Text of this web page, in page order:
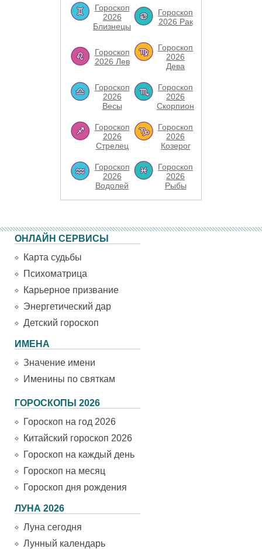
Гороскоп
2026
Близнецы
Гороскоп
2026 Рак
Гороскоп
2026 Лев
Гороскоп
2026
Дева
Гороскоп
2026
Весы
Гороскоп
2026
Скорпион
Гороскоп
2026
Стрелец
Гороскоп
2026
Козерог
Гороскоп
2026
Водолей
Гороскоп
2026
Рыбы
ОНЛАЙН СЕРВИСЫ
Карта судьбы
Психоматрица
Карьерное призвание
Энергетический дар
Детский гороскоп
ИМЕНА
Значение имени
Именины по святкам
ГОРОСКОПЫ 2026
Гороскоп на год 2026
Китайский гороскоп 2026
Гороскоп на каждый день
Гороскоп на месяц
Гороскоп дня рождения
ЛУНА 2026
Луна сегодня
Лунный календарь